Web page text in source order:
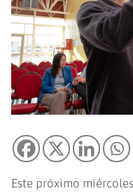
Este próximo